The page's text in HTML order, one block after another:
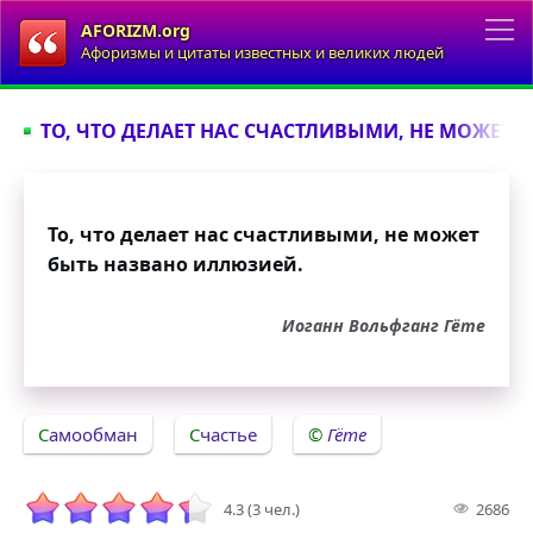
AFORIZM.org
Афоризмы и цитаты известных и великих людей
ТО, ЧТО ДЕЛАЕТ НАС СЧАСТЛИВЫМИ, НЕ МОЖЕТ
То, что делает нас счастливыми, не может
быть названо иллюзией.
Иоганн Вольфганг Гёте
Самообман Счастье Гёте
4.3 (3 чел.) 2686